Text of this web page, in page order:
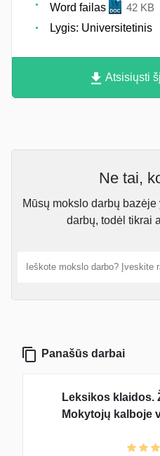
Word failas
42 KB
Lygis: Universitetinis
Atsisiųsti
Ne tai,
Mūsų mokslo darbų
darbų, todėl tikrai
Panašūs darbai
Leksikos klaidos.
Mokytojų kalboje